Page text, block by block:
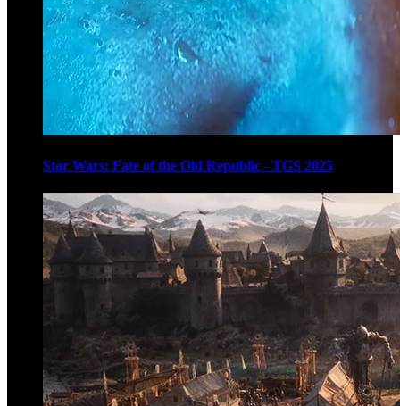
Star Wars: Fate of the Old Republic - TGS 2025